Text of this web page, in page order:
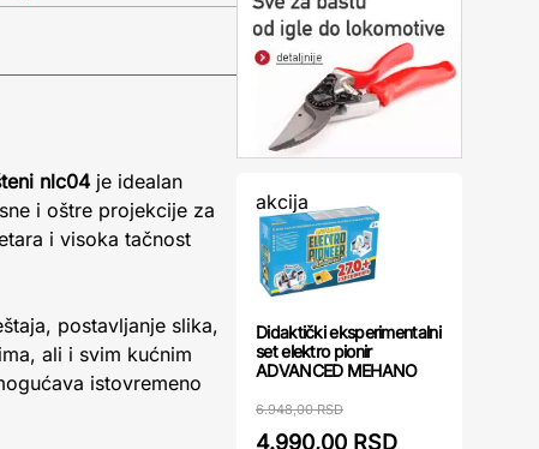
nlc04 je idealan
i oštre projekcije za
i visoka tačnost
postavljanje slika,
ali i svim kućnim
istovremeno
akcija
Didaktički eksperimentalni
set elektro pionir
ADVANCED MEHANO
6.948,00 RSD
4.990,00 RSD